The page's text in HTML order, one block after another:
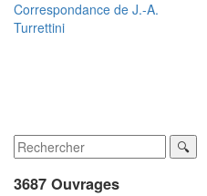
Correspondance de J.-A.
Turrettini
3687 Ouvrages